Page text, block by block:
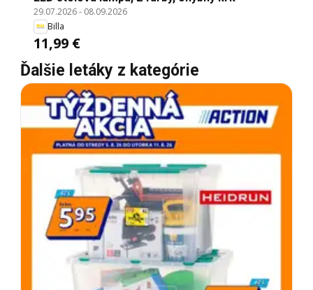
29.07.2026- 08.09.2026
Billa
11,99 €
Ďalšie letáky z kategórie